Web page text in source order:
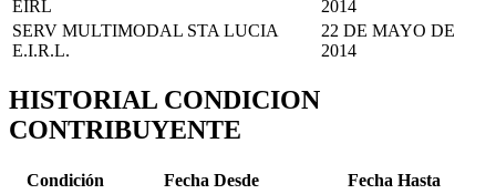
EIRL
2014
SERV MULTIMODAL STA LUCIA
E.I.R.L.
22 DE MAYO DE
2014
HISTORIAL CONDICION
CONTRIBUYENTE
Condición Fecha Desde
Fecha Hasta